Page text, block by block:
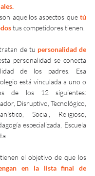
aquellos aspectos que tú
tus competidores tienen.
de tu personalidad de
personalidad se conecta
de los padres. Esa
está vinculada a uno o
de los 12 siguientes:
Disruptivo, Tecnológico,
Social, Religioso,
especializada, Escuela
el objetivo de que los
en la lista final de